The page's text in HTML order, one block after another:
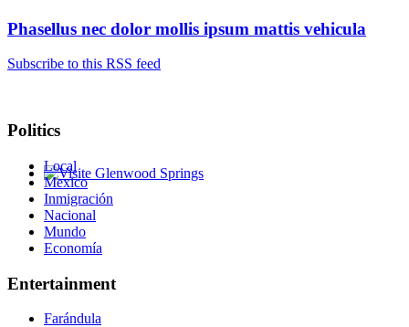
Glenwood Springs - Bello y Encantador
Phasellus nec dolor mollis ipsum mattis vehicula
Subscribe to this RSS feed
Politics
Local
Mexico
Inmigración
Nacional
Mundo
Economía
Entertainment
Farándula